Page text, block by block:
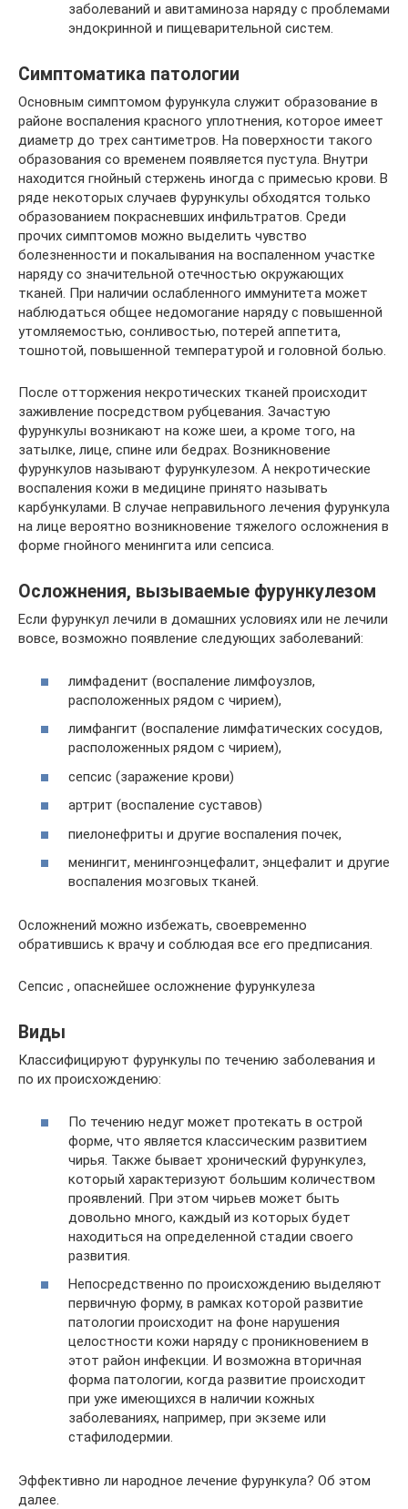
заболеваний и авитаминоза наряду с проблемами
эндокринной и пищеварительной систем.
Симптоматика патологии
Основным симптомом фурункула служит образование в
районе воспаления красного уплотнения, которое имеет
диаметр до трех сантиметров. На поверхности такого
образования со временем появляется пустула. Внутри
находится гнойный стержень иногда с примесью крови. В
ряде некоторых случаев фурункулы обходятся только
образованием покрасневших инфильтратов. Среди
прочих симптомов можно выделить чувство
болезненности и покалывания на воспаленном участке
наряду со значительной отечностью окружающих
тканей. При наличии ослабленного иммунитета может
наблюдаться общее недомогание наряду с повышенной
утомляемостью, сонливостью, потерей аппетита,
тошнотой, повышенной температурой и головной болью.
После отторжения некротических тканей происходит
заживление посредством рубцевания. Зачастую
фурункулы возникают на коже шеи, а кроме того, на
затылке, лице, спине или бедрах. Возникновение
фурункулов называют фурункулезом. А некротические
воспаления кожи в медицине принято называть
карбункулами. В случае неправильного лечения фурункула
на лице вероятно возникновение тяжелого осложнения в
форме гнойного менингита или сепсиса.
Осложнения, вызываемые фурункулезом
Если фурункул лечили в домашних условиях или не лечили
вовсе, возможно появление следующих заболеваний:
лимфаденит (воспаление лимфоузлов,
расположенных рядом с чирием),
лимфангит (воспаление лимфатических сосудов,
расположенных рядом с чирием),
сепсис (заражение крови)
артрит (воспаление суставов)
пиелонефриты и другие воспаления почек,
менингит, менингоэнцефалит, энцефалит и другие
воспаления мозговых тканей.
Осложнений можно избежать, своевременно
обратившись к врачу и соблюдая все его предписания.
Сепсис , опаснейшее осложнение фурункулеза
Виды
Классифицируют фурункулы по течению заболевания и
по их происхождению:
По течению недуг может протекать в острой
форме, что является классическим развитием
чирья. Также бывает хронический фурункулез,
который характеризуют большим количеством
проявлений. При этом чирьев может быть
довольно много, каждый из которых будет
находиться на определенной стадии своего
развития.
Непосредственно по происхождению выделяют
первичную форму, в рамках которой развитие
патологии происходит на фоне нарушения
целостности кожи наряду с проникновением в
этот район инфекции. И возможна вторичная
форма патологии, когда развитие происходит
при уже имеющихся в наличии кожных
заболеваниях, например, при экземе или
стафилодермии.
Эффективно ли народное лечение фурункула? Об этом
далее.